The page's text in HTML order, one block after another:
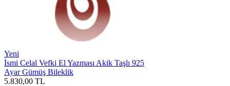
Yeni
İsmi Celal Vefki El Yazması Akik Taşlı 925
Ayar Gümüş Bileklik
5.830,00 TL